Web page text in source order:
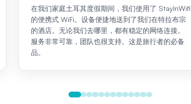
在我们家庭土耳其度假期间，我们使用了 StayInWifi
的便携式 WiFi。设备便捷地送到了我们在特拉布宗
的酒店。无论我们去哪里，都有稳定的网络连接。
服务非常可靠，团队也很支持。这是旅行者的必备
品。